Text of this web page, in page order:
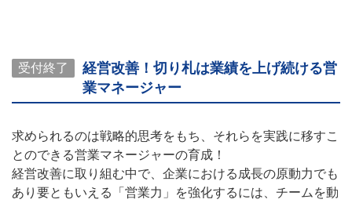
受付終了
経営改善！切り札は業績を上げ続ける営
業マネージャー
求められるのは戦略的思考をもち、それらを実践に移すこ
とのできる営業マネージャーの育成！
経営改善に取り組む中で、企業における成長の原動力でも
あり要ともいえる「営業力」を強化するには、チームを動